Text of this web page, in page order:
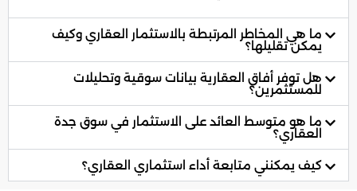
ما هي المخاطر المرتبطة بالاستثمار العقاري وكيف
يمكن تقليلها؟
هل توفر أفاق العقارية بيانات سوقية وتحليلات
للمستثمرين؟
ما هو متوسط العائد على الاستثمار في سوق جدة
العقاري؟
كيف يمكنني متابعة أداء استثماري العقاري؟